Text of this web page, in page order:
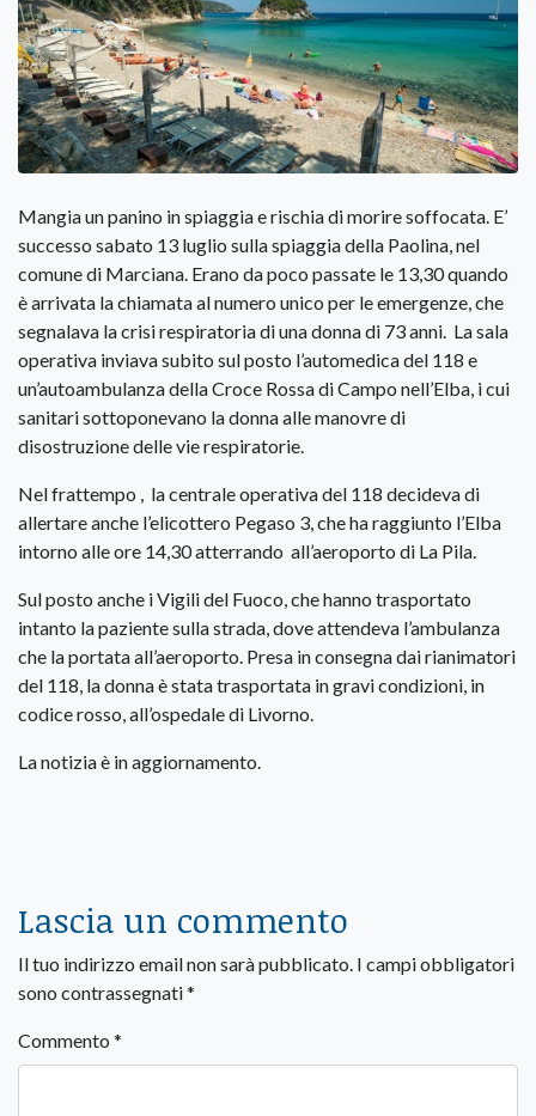
Mangia un panino in spiaggia e rischia di morire soffocata. E’
successo sabato 13 luglio sulla spiaggia della Paolina, nel
comune di Marciana. Erano da poco passate le 13,30 quando
è arrivata la chiamata al numero unico per le emergenze, che
segnalava la crisi respiratoria di una donna di 73 anni. La sala
operativa inviava subito sul posto l’automedica del 118 e
un’autoambulanza della Croce Rossa di Campo nell’Elba, i cui
sanitari sottoponevano la donna alle manovre di
disostruzione delle vie respiratorie.
Nel frattempo , la centrale operativa del 118 decideva di
allertare anche l’elicottero Pegaso 3, che ha raggiunto l’Elba
intorno alle ore 14,30 atterrando all’aeroporto di La Pila.
Sul posto anche i Vigili del Fuoco, che hanno trasportato
intanto la paziente sulla strada, dove attendeva l’ambulanza
che la portata all’aeroporto. Presa in consegna dai rianimatori
del 118, la donna è stata trasportata in gravi condizioni, in
codice rosso, all’ospedale di Livorno.
La notizia è in aggiornamento.
Lascia un commento
Il tuo indirizzo email non sarà pubblicato. I campi obbligatori
sono contrassegnati*
Commento *